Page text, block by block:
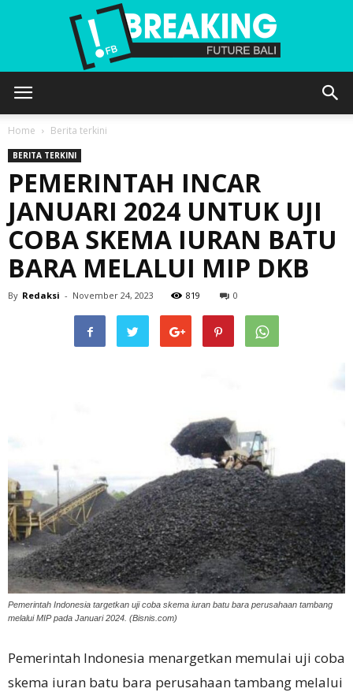
Bali
Home Berita terkini
BERITA TERKINI
PEMERINTAH INCAR
JANUARI 2024 UNTUK UJI
COBA SKEMA IURAN BATU
BARA MELALUI MIP DKB
By Redaksi - November 24, 2023 819 0
Pemerintah Indonesia targetkan uji coba skema iuran batu bara perusahaan tambang
melalui MIP pada Januari 2024. (Bisnis.com)
Pemerintah Indonesia menargetkan memulai uji coba
skema iuran batu bara perusahaan tambang melalui